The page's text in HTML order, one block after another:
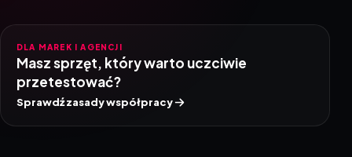
DLA MAREK I AGENCJI
Masz sprzęt, który warto uczciwie
przetestować?
Sprawdź zasady współpracy